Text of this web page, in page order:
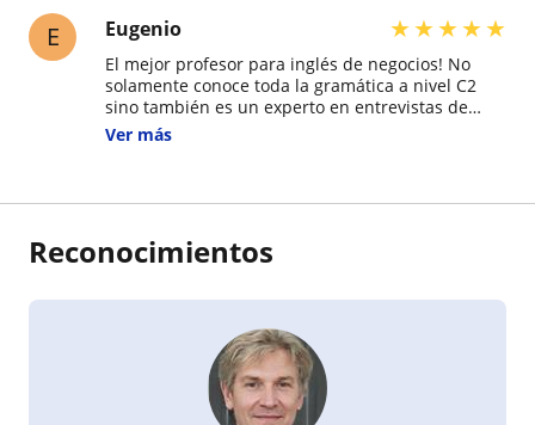
E Eugenio ★★★★★
El mejor profesor para inglés de negocios! No
solamente conoce toda la gramática a nivel C2
sino también es un experto en entrevistas de
trabajo, presentaciones, negociación, ventas y
Ver más
Reconocimientos